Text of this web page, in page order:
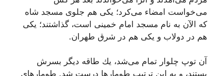
مى‌خواست امضاء مى‌كرد؛ یكى هم جلوى مسجد شاه
كه الآن به نام مسجد امام خمینى است، گذاشتند؛ یكى
هم در دولاب و یكى هم در شرق طهران.
آن توپ چلوار تمام مى‌شد، یك طاقه دیگر بسرش
بستند، و به این ترتیب طومارها درست شد. طومارهاى